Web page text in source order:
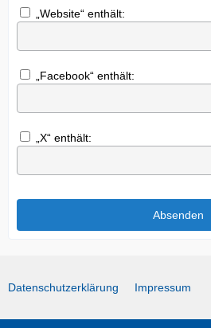
„Website“ enthält:
„Facebook“ enthält:
„X“ enthält:
Datenschutzerklärung Impressum